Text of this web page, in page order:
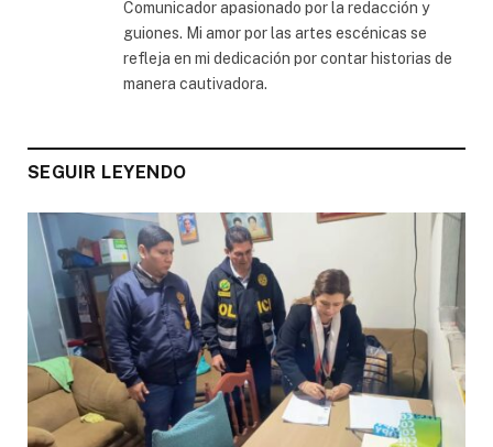
Comunicador apasionado por la redacción y
guiones. Mi amor por las artes escénicas se
refleja en mi dedicación por contar historias de
manera cautivadora.
SEGUIR LEYENDO